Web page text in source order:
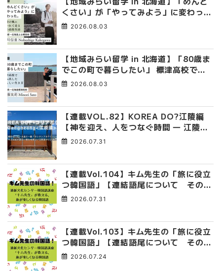
くさい」が「やってみよう」に変わっ
た。 十勝の風に吹かれて走る、僕の泥
2026.08.03
【地域みらい留学 in 北海道】「80歳ま
でこの町で暮らしたい」 標津高校で踏
み出した、私らしい生き方
2026.08.03
【連載VOL.82】KOREA DO?江陵編
【神を迎え、人をつなぐ時間 ― 江陵端
午祭 】
2026.07.31
【連載Vol.104】キム先生の「旅に役立
つ韓国語」【連結語尾について その
4】2026.07.31
【連載Vol.103】キム先生の「旅に役立
つ韓国語」【連結語尾について その
3】2026.07.24